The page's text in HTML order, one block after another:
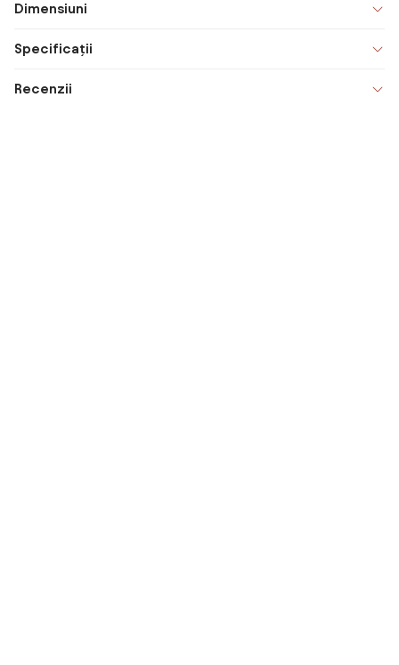
Dimensiuni
Specificații
Recenzii